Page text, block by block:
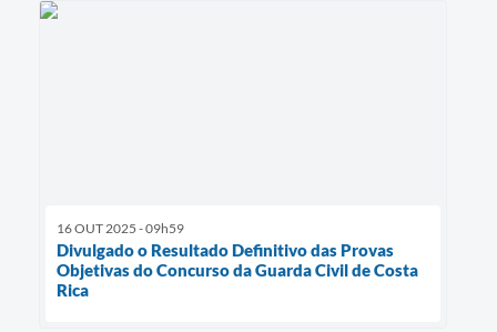
16 OUT 2025 - 09h59
Divulgado o Resultado Definitivo das Provas
Objetivas do Concurso da Guarda Civil de Costa
Rica